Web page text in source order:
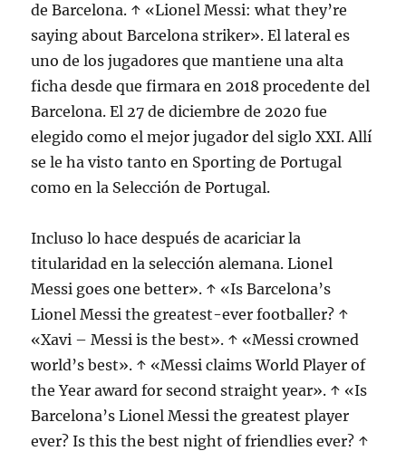
de Barcelona. ↑ «Lionel Messi: what they’re
saying about Barcelona striker». El lateral es
uno de los jugadores que mantiene una alta
ficha desde que firmara en 2018 procedente del
Barcelona. El 27 de diciembre de 2020 fue
elegido como el mejor jugador del siglo XXI. Allí
se le ha visto tanto en Sporting de Portugal
como en la Selección de Portugal.
Incluso lo hace después de acariciar la
titularidad en la selección alemana. Lionel
Messi goes one better». ↑ «Is Barcelona’s
Lionel Messi the greatest-ever footballer? ↑
«Xavi – Messi is the best». ↑ «Messi crowned
world’s best». ↑ «Messi claims World Player of
the Year award for second straight year». ↑ «Is
Barcelona’s Lionel Messi the greatest player
ever? Is this the best night of friendlies ever? ↑